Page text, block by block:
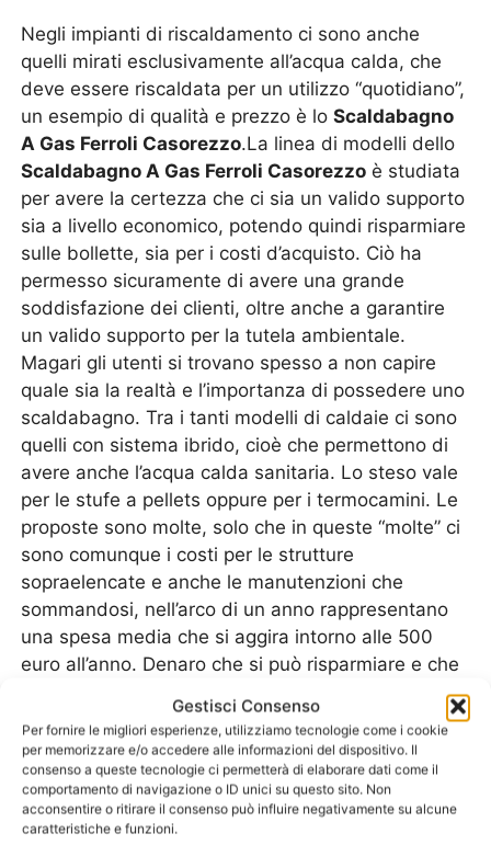
Gestisci Consenso
Per fornire le migliori esperienze, utilizziamo tecnologie come i cookie
per memorizzare e/o accedere alle informazioni del dispositivo. Il
consenso a queste tecnologie ci permetterà di elaborare dati come il
comportamento di navigazione o ID unici su questo sito. Non
acconsentire o ritirare il consenso può influire negativamente su alcune
caratteristiche e funzioni.
Negli impianti di riscaldamento ci sono anche
quelli mirati esclusivamente all’acqua calda, che
deve essere riscaldata per un utilizzo “quotidiano”,
un esempio di qualità e prezzo è loScaldabagno
A Gas Ferroli Casorezzo.La linea di modelli dello
Scaldabagno A Gas Ferroli Casorezzo è studiata
per avere la certezza che ci sia un valido supporto
sia a livello economico, potendo quindi risparmiare
sulle bollette, sia per i costi d’acquisto. Ciò ha
permesso sicuramente di avere una grande
soddisfazione dei clienti, oltre anche a garantire
un valido supporto per la tutela ambientale.
Magari gli utenti si trovano spesso a non capire
quale sia la realtà e l’importanza di possedere uno
scaldabagno. Tra i tanti modelli di caldaie ci sono
quelli con sistema ibrido, cioè che permettono di
avere anche l’acqua calda sanitaria. Lo steso vale
per le stufe a pellets oppure per i termocamini. Le
proposte sono molte, solo che in queste “molte” ci
sono comunque i costi per le strutture
sopraelencate e anche le manutenzioni che
sommandosi, nell’arco di un anno rappresentano
una spesa media che si aggira intorno alle 500
euro all’anno. Denaro che si può risparmiare e che
possono risparmiare realmente tutti, solo con un
pochino di attenzione e con la scelta adatta degli
elettrodomestici da avere in casa.Infatti l’utilizzo di
unoScaldabagno A Gas Ferroli Casorezzoè
proprio la scelta migliore per risparmiare denaro
sulle bollette, ma anche per quanto riguarda la